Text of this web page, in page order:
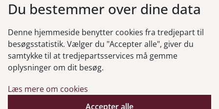
Genveje
Gå til virksomhedsregisteret
Gå til selskabsmeddelelser
Du bestemmer over dine data
Denne hjemmeside benytter cookies fra tredjepart til
besøgsstatistik. Vælger du "Accepter alle", giver du
samtykke til at tredjepartsservices må gemme
oplysninger om dit besøg.
Læs mere om cookies
Accepter alle